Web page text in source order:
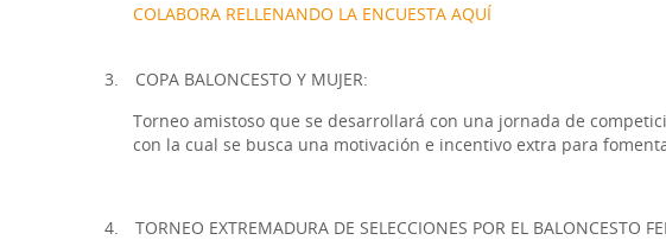
COLABORA RELLENANDO LA ENCUESTA AQUÍ
3.
COPA BALONCESTO Y MUJER:
Torneo amistoso que se desarrollará con una jornada de
con la cual se busca una motivación e incentivo extra para
4.
TORNEO EXTREMADURA DE SELECCIONES POR EL BALONCESTO